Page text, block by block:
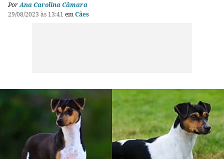
PorAna Carolina Câmara
29/08/2023 às 13:41 emCães